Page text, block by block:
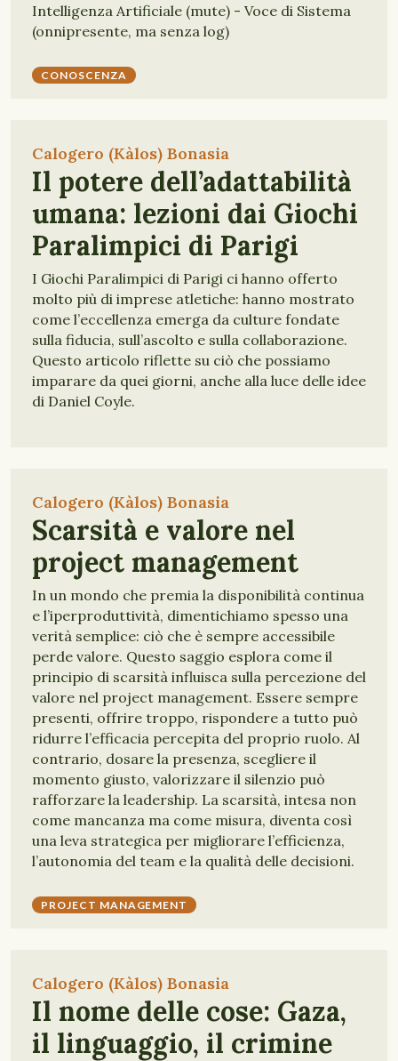
Intelligenza Artificiale (mute) - Voce di Sistema
(onnipresente, ma senza log)
CONOSCENZA
Calogero (Kàlos) Bonasia
Il potere dell’adattabilità
umana: lezioni dai Giochi
Paralimpici di Parigi
I Giochi Paralimpici di Parigi ci hanno offerto
molto più di imprese atletiche: hanno mostrato
come l’eccellenza emerga da culture fondate
sulla fiducia, sull’ascolto e sulla collaborazione.
Questo articolo riflette su ciò che possiamo
imparare da quei giorni, anche alla luce delle idee
di Daniel Coyle.
Calogero (Kàlos) Bonasia
Scarsità e valore nel
project management
In un mondo che premia la disponibilità continua
e l’iperproduttività, dimentichiamo spesso una
verità semplice: ciò che è sempre accessibile
perde valore. Questo saggio esplora come il
principio di scarsità influisca sulla percezione del
valore nel project management. Essere sempre
presenti, offrire troppo, rispondere a tutto può
ridurre l’efficacia percepita del proprio ruolo. Al
contrario, dosare la presenza, scegliere il
momento giusto, valorizzare il silenzio può
rafforzare la leadership. La scarsità, intesa non
come mancanza ma come misura, diventa così
una leva strategica per migliorare l’efficienza,
l’autonomia del team e la qualità delle decisioni.
PROJECT MANAGEMENT
Calogero (Kàlos) Bonasia
Il nome delle cose: Gaza,
il linguaggio, il crimine